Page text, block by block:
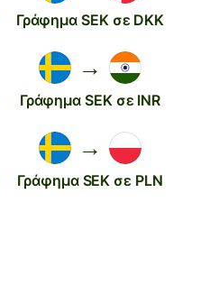
Γράφημα SEK σε DKK
→
Γράφημα SEK σε INR
→
Γράφημα SEK σε PLN